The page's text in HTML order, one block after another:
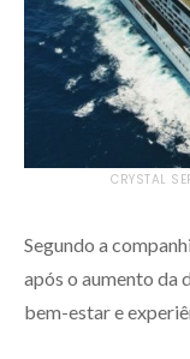
CRYSTAL
Segundo a
após o aumento da
bem-estar e